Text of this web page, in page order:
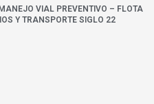
VIAL PREVENTIVO – FLOTA
Y TRANSPORTE SIGLO 22